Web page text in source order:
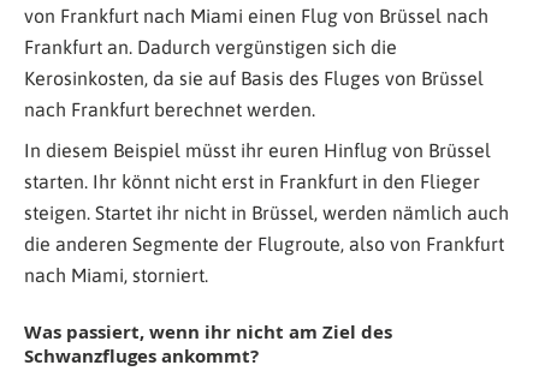
von Frankfurt nach Miami einen Flug von Brüssel nach
Frankfurt an. Dadurch vergünstigen sich die
Kerosinkosten, da sie auf Basis des Fluges von Brüssel
nach Frankfurt berechnet werden.
In diesem Beispiel müsst ihr euren Hinflug von Brüssel
starten. Ihr könnt nicht erst in Frankfurt in den Flieger
steigen. Startet ihr nicht in Brüssel, werden nämlich auch
die anderen Segmente der Flugroute, also von Frankfurt
nach Miami, storniert.
Was passiert, wenn ihr nicht am Ziel des
Schwanzfluges ankommt?